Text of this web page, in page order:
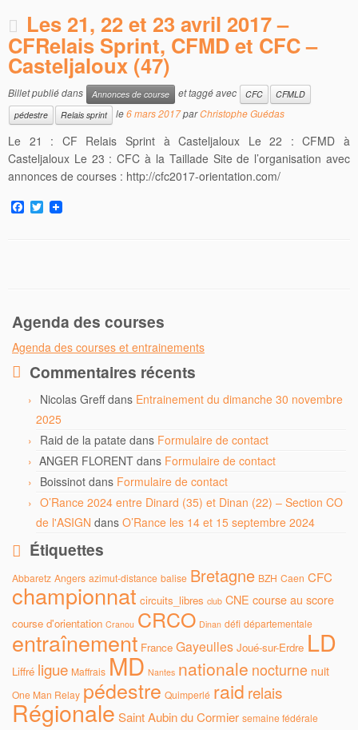
Les 21, 22 et 23 avril 2017 –
CFRelais Sprint, CFMD et CFC –
Casteljaloux (47)
Billet publié dans Annonces de course et taggé avec CFC
CFMLD
pédestre
Relais sprint le6 mars 2017parChristophe Guédas
Le 21 : CF Relais Sprint à Casteljaloux Le 22 : CFMD à
Casteljaloux Le 23 : CFC à la Taillade Site de l’organisation avec
annonces de courses : http://cfc2017-orientation.com/
F
a
T
w
Agenda des courses
Agenda des courses et entrainements
Commentaires récents
Nicolas Greffdans Entrainement du dimanche 30 novembre
2025
Raid de la patate dans Formulaire de contact
ANGER FLORENT dans Formulaire de contact
Boissinot dans Formulaire de contact
O’Rance 2024 entre Dinard (35) et Dinan (22) – Section CO
de l'ASIGN dans O’Rance les 14 et 15 septembre 2024
Étiquettes
Abbaretz Angers azimut-distance balise Bretagne BZH Caen CFC
championnat circuits_libres club CNE course au score
course d'orientation Cranou CRCO Dinan défi départementale
entraînement France Gayeulles Joué-sur-Erdre LD
Liffré ligue Maffrais MD Nantes nationale nocturne nuit
One Man Relay pédestre Quimperlé raid relais
Régionale Saint Aubin du Cormier semaine fédérale